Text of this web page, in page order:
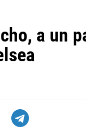
a un